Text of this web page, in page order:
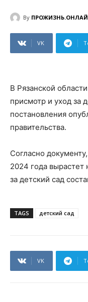
By
VK
В Рязанской
присмотр и уход за
постановления
правительства.
Согласно
2024 года вырастет
за детский сад
TAGS детский сад
VK